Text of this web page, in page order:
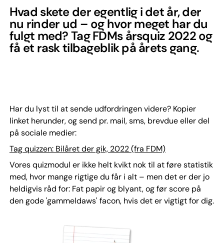
Hvad skete der egentlig i det år, der
nu rinder ud – og hvor meget har du
fulgt med? Tag FDMs årsquiz 2022 og
få et rask tilbageblik på årets gang.
Har du lyst til at sende udfordringen videre? Kopier
linket herunder, og send pr. mail, sms, brevdue eller del
på sociale medier:
Tag quizzen: Bilåret der gik, 2022 (fra FDM)
Vores quizmodul er ikke helt kvikt nok til at føre statistik
med, hvor mange rigtige du får i alt – men det er der jo
heldigvis råd for: Fat papir og blyant, og før score på
den gode 'gammeldaws' facon, hvis det er vigtigt for dig.